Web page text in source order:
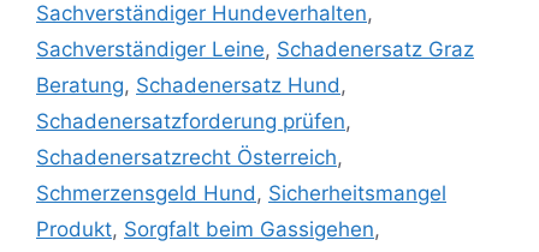
Sachverständiger Hundeverhalten,
Sachverständiger Leine, Schadenersatz Graz
Beratung, Schadenersatz Hund,
Schadenersatzforderung prüfen,
Schadenersatzrecht Österreich,
Schmerzensgeld Hund, Sicherheitsmangel
Produkt, Sorgfalt beim Gassigehen,